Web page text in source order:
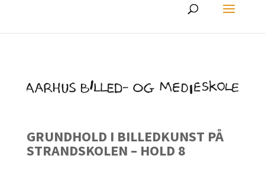
GRUNDHOLD I BILLEDKUNST PÅ
STRANDSKOLEN – HOLD 8